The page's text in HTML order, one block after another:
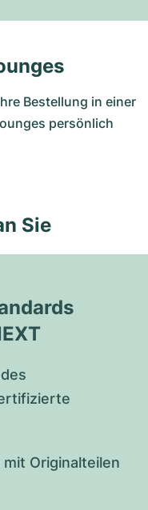
Bestellung in einer
persönlich
Sie
Originalteilen